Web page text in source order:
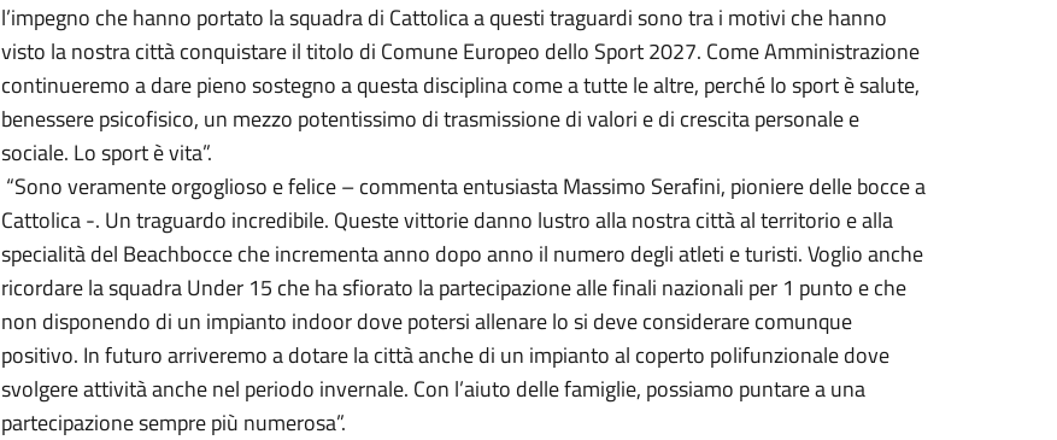
l’impegno che hanno portato la squadra di Cattolica a questi traguardi sono tra i motivi che hanno
visto la nostra città conquistare il titolo di Comune Europeo dello Sport 2027. Come Amministrazione
continueremo a dare pieno sostegno a questa disciplina come a tutte le altre, perché lo sport è salute,
benessere psicofisico, un mezzo potentissimo di trasmissione di valori e di crescita personale e
sociale. Lo sport è vita”.
“Sono veramente orgoglioso e felice – commenta entusiasta Massimo Serafini, pioniere delle bocce a
Cattolica -. Un traguardo incredibile. Queste vittorie danno lustro alla nostra città al territorio e alla
specialità del Beachbocce che incrementa anno dopo anno il numero degli atleti e turisti. Voglio anche
ricordare la squadra Under 15 che ha sfiorato la partecipazione alle finali nazionali per 1 punto e che
non disponendo di un impianto indoor dove potersi allenare lo si deve considerare comunque
positivo. In futuro arriveremo a dotare la città anche di un impianto al coperto polifunzionale dove
svolgere attività anche nel periodo invernale. Con l’aiuto delle famiglie, possiamo puntare a una
partecipazione sempre più numerosa”.